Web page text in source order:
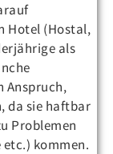
Hotel (Hostal,
als
Anspruch,
da sie haftbar
Problemen
kommen.